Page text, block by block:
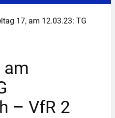
17, am 12.03.23: TG
am
– VfR 2